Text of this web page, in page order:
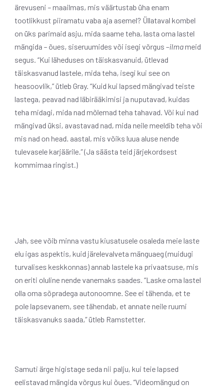
ärevuseni – maailmas, mis väärtustab üha enam
tootlikkust piiramatu vaba aja asemel? Üllataval kombel
on üks parimaid asju, mida saame teha, lasta oma lastel
mängida – õues, siseruumides või isegi võrgus –ilmameid
segus. “Kui läheduses on täiskasvanuid, ütlevad
täiskasvanud lastele, mida teha, isegi kui see on
heasoovlik,” ütleb Gray. “Kuid kui lapsed mängivad teiste
lastega, peavad nad läbirääkimisi ja nuputavad, kuidas
teha midagi, mida nad mõlemad teha tahavad. Või kui nad
mängivad üksi, avastavad nad, mida neile meeldib teha või
mis nad on head. aastal, mis võiks luua aluse nende
tulevasele karjäärile.” (Ja säästa teid järjekordsest
kommimaa ringist.)
Jah, see võib minna vastu kiusatusele osaleda meie laste
elu igas aspektis, kuid järelevalveta mänguaeg (muidugi
turvalises keskkonnas) annab lastele ka privaatsuse, mis
on eriti oluline nende vanemaks saades. “Laske oma lastel
olla oma sõpradega autonoomne. See ei tähenda, et te
pole lapsevanem, see tähendab, et annate neile ruumi
täiskasvanuks saada,” ütleb Ramstetter.
Samuti ärge higistage seda nii palju, kui teie lapsed
eelistavad mängida võrgus kui õues. “Videomängud on